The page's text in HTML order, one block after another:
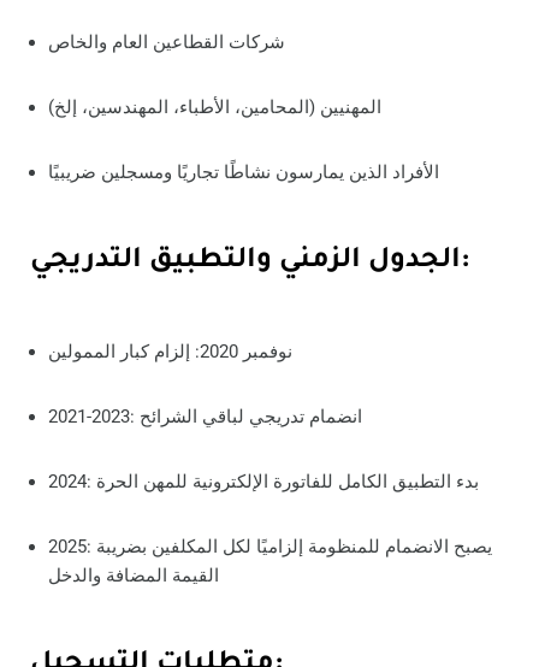
شركات القطاعين العام والخاص
المهنيين (المحامين، الأطباء، المهندسين، إلخ)
الأفراد الذين يمارسون نشاطًا تجاريًا ومسجلين ضريبيًا
الجدول الزمني والتطبيق التدريجي:
نوفمبر 2020: إلزام كبار الممولين
2021-2023: انضمام تدريجي لباقي الشرائح
2024: بدء التطبيق الكامل للفاتورة الإلكترونية للمهن الحرة
2025: يصبح الانضمام للمنظومة إلزاميًا لكل المكلفين بضريبة
القيمة المضافة والدخل